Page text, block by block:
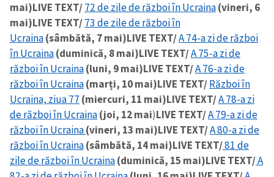
mai)LIVE TEXT/72 de zile de război în Ucraina(vineri, 6
mai)LIVE TEXT/73 de zile de război în
Ucraina(sâmbătă, 7 mai)LIVE TEXT/A 74-a zi de război
în Ucraina(duminică, 8 mai)LIVE TEXT/A 75-a zi de
război în Ucraina(luni, 9 mai)LIVE TEXT/A 76-a zi de
război în Ucraina(marți, 10 mai)LIVE TEXT/Război în
Ucraina, ziua 77 (miercuri, 11 mai)LIVE TEXT/A 78-a zi
de război în Ucraina(joi, 12 mai)LIVE TEXT/A 79-a zi de
război în Ucraina(vineri, 13 mai)LIVE TEXT/A 80-a zi de
război în Ucraina(sâmbătă, 14 mai)LIVE TEXT/81 de
zile de război în Ucraina(duminică, 15 mai)LIVE TEXT/A